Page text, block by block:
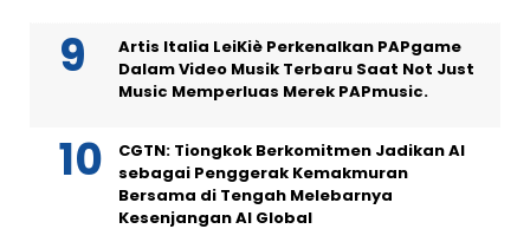
Artis Italia LeiKiè Perkenalkan PAPgame
Dalam Video Musik Terbaru Saat Not Just
Music Memperluas Merek PAPmusic.
CGTN: Tiongkok Berkomitmen Jadikan AI
sebagai Penggerak Kemakmuran
Bersama di Tengah Melebarnya
Kesenjangan AI Global